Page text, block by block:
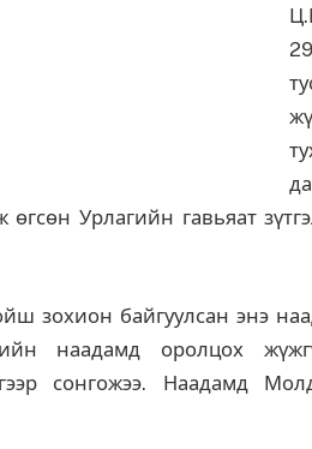
Урлагийн гавьяат
зохион байгуулсан энэ
наадамд оролцох
сонгожээ. Наадамд